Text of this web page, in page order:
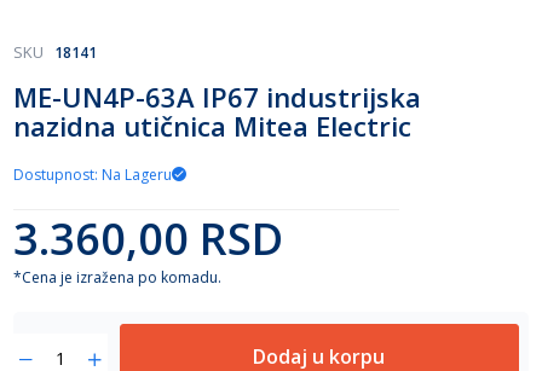
Skip
the
beginning
the
gallery
ME-UN4P-63A IP67 industrijska
nazidna utičnica Mitea Electric
SKU 18141
Dostupnost: Na Lageru
3.360,00 RSD
*Cena je izražena po komadu.
Dodaj u korpu